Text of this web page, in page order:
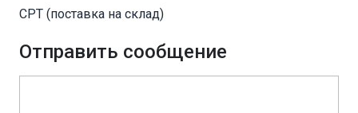
CPT (поставка на склад)
Отправить сообщение